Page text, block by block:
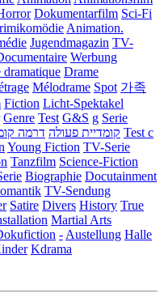
Dokumentarfilm Sci-Fi
Animation.
Jugendmagazin TV-
Werbung
dramatique Drame
Mélodrame Spot 가족
Fiction Licht-Spektakel
Genre Test G&S g Serie
קומדיית פעולה דרמה
Test c
Young Fiction TV-Serie
Tanzfilm Science-Fiction
Biographie Docutainment
TV-Sendung
Satire Divers History True
Martial Arts
- Austellung Halle
Kdrama